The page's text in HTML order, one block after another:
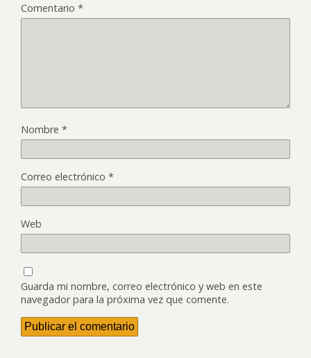
Comentario *
Nombre *
Correo electrónico *
Web
Guarda mi nombre, correo electrónico y web en este
navegador para la próxima vez que comente.